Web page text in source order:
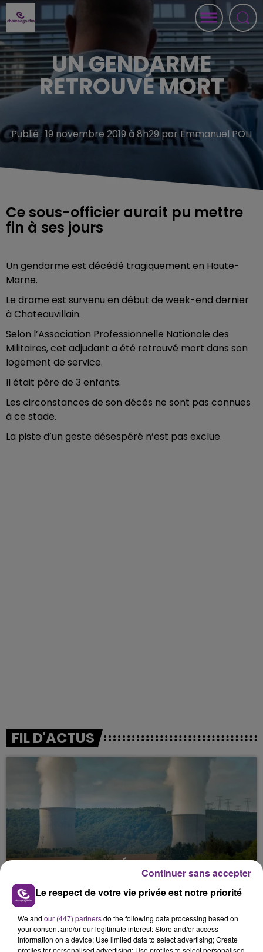
UN GENDARME
RETROUVÉ MORT
Publié : 19 novembre 2019 à 8h29 par Emmanuel POLI
Ce sous-officier aurait pu mettre
fin à ses jours
Un gendarme est décédé tragiquement en Haute-
Marne.
Le drame est survenu en début de week-end dernier
à Chateauvillain.
Selon l’Association Professionnelle Nationale des
Militaires, cet adjudant a été retrouvé mort dans son
logement de service.
Il était père de 3 enfants.
Les circonstances de son décès ne sont pas connues
à ce stade.
La piste d’un geste désespéré n’est pas exclue.
FIL D'ACTUS
LA CENTRALE NUCLÉAIRE DE CHOOZ
Cela fait déjà une semaine que la centrale
nucléaire ardennaise est à l'arrêt. Une situation
justifiée par la sécheresse intense qui est toujours
présente.
Le respect de votre vie privée est notre priorité
We and our (447) partnersdo the following data processing based on
your consent and/or our legitimate interest: Store and/or access
information on a device; Use limited data to select advertising; Create
profiles for personalised advertising; Use profiles to select personalised
Continuer sans accepter